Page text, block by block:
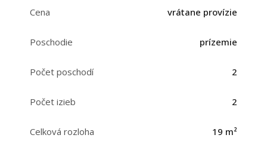
Cena vrátane provízie
Poschodie prízemie
Počet poschodí 2
Počet izieb 2
Celková rozloha 19 m²